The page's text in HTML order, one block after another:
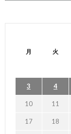
月 火
3 4
10 11
17 18